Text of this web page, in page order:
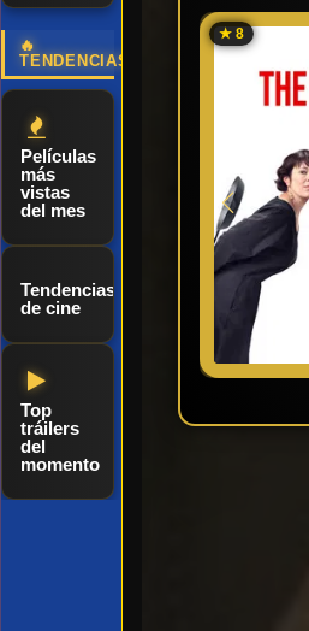
🔥
TENDENCIAS
Películas
más
vistas
del mes
Tendencias
de cine
Top
tráilers
del
momento
★ 8